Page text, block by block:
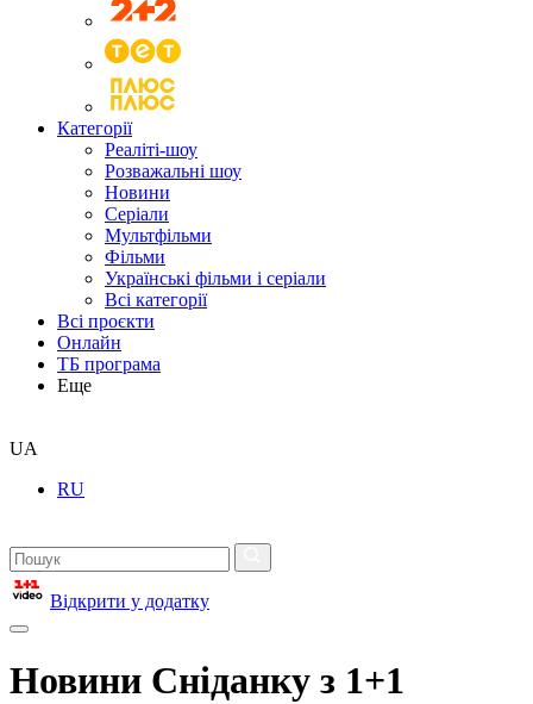
Категорії
Реаліті-шоу
Розважальні шоу
Новини
Серіали
Мультфільми
Фільми
Українські фільми і серіали
Всі категорії
Всі проєкти
Онлайн
ТБ програма
Еще
UA
RU
Відкрити у додатку
Новини Сніданку з 1+1